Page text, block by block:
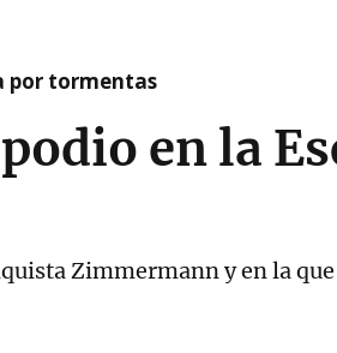
por tormentas
en la
Zimmermann y en la